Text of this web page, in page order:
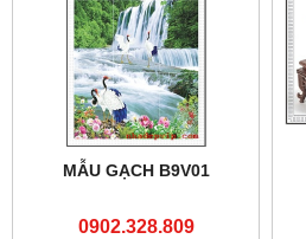
MẪU GẠCH B9V01
0902.328.809